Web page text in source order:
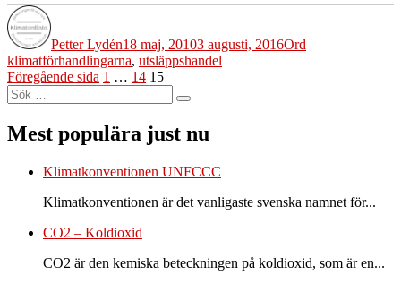
Petter Lydén18 maj, 20103 augusti, 2016Ord
klimatförhandlingarna, utsläppshandel
Sidnumrering
för
inlägg
Föregående sida Sida
1 … Sida
14 Sida
15
Sök
efter:
Sök
Mest populära just nu
Klimatkonventionen UNFCCC
Klimatkonventionen är det vanligaste svenska namnet för...
CO2 – Koldioxid
CO2 är den kemiska beteckningen på koldioxid, som är en...